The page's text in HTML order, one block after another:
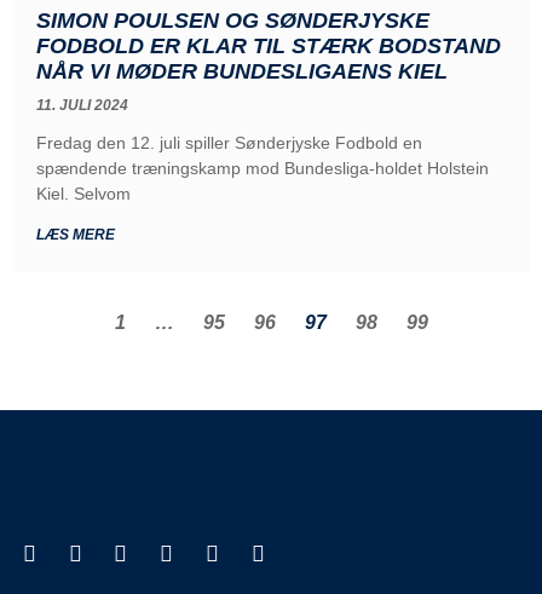
SIMON POULSEN OG SØNDERJYSKE
FODBOLD ER KLAR TIL STÆRK BODSTAND
NÅR VI MØDER BUNDESLIGAENS KIEL
11. JULI 2024
Fredag den 12. juli spiller Sønderjyske Fodbold en
spændende træningskamp mod Bundesliga-holdet Holstein
Kiel. Selvom
LÆS MERE
1 … 95 96 97 98 99